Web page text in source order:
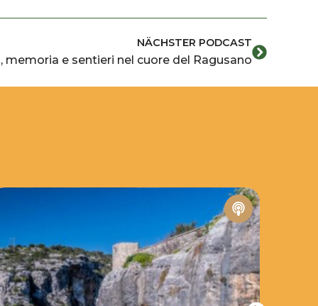
NÄCHSTER PODCAST
memoria e sentieri nel cuore del Ragusano